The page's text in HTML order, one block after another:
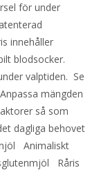
för under
innehåller
blodsocker.
valptiden. Se
mängden
så som
dagliga behovet
Animaliskt
Råris